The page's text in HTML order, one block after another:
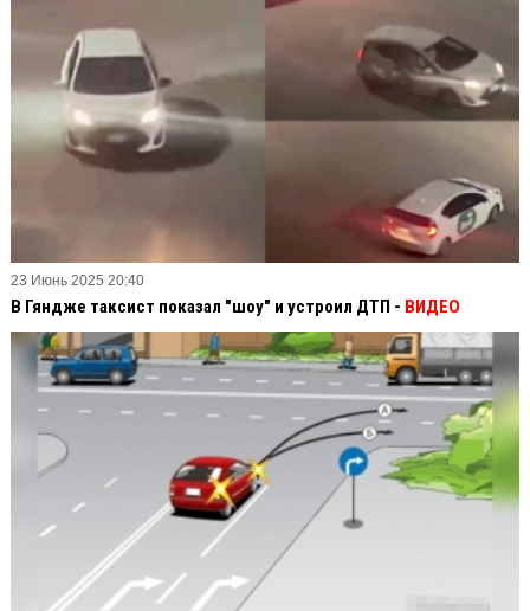
23 Июнь 2025 20:40
В Гяндже таксист показал "шоу" и устроил ДТП - ВИДЕО